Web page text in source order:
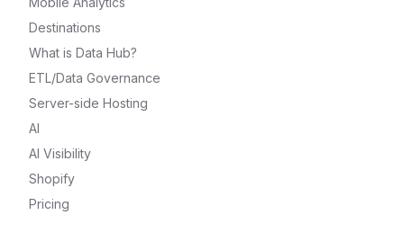
Destinations
What is Data Hub?
ETL/Data Governance
Server-side Hosting
AI
AI Visibility
Shopify
Pricing